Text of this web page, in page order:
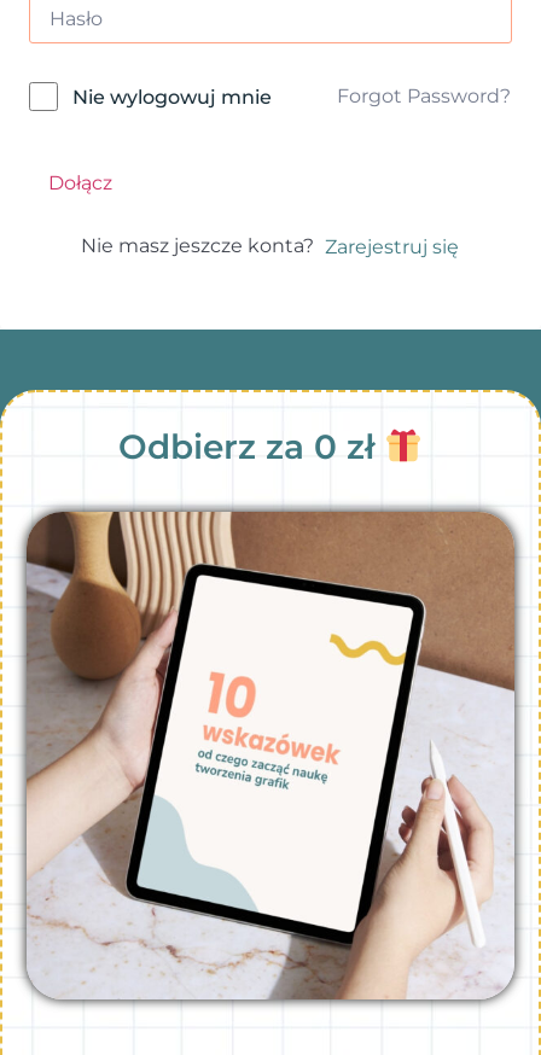
Nie wylogowuj mnie Forgot Password?
Dołącz
Nie masz jeszcze konta? Zarejestruj się
Odbierz za 0 zł